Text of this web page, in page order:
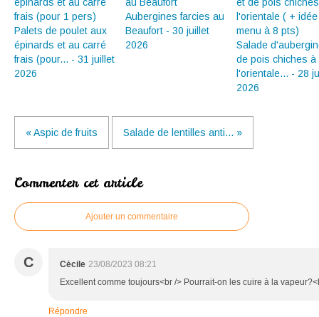
Palets de poulet aux
épinards et au carré
frais (pour... - 31 juillet
2026
Aubergines farcies au
Beaufort - 30 juillet
2026
Salade
de pois chiches à
l'orientale... - 28
2026
« Aspic de fruits Salade de lentilles anti... »
Commenter cet article
Ajouter un commentaire
C Cėcile 23/08/2023 08:21
Excellent comme toujours<br /> Pourrait-on les cuire à la
Répondre